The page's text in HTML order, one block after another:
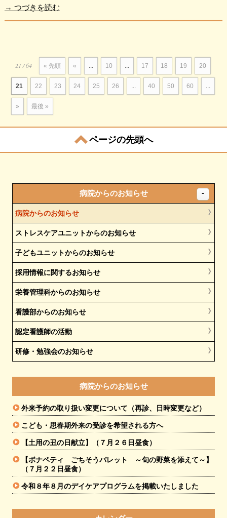
→ つづきを読む
21 / 64 « 先頭 « ... 10 ... 17 18 19 20
21 22 23 24 25 26 ... 40 50 60 ...
» 最後 »
ページの先頭へ
病院からのお知らせ
病院からのお知らせ
ストレスケアユニットからのお知らせ
子どもユニットからのお知らせ
採用情報に関するお知らせ
栄養管理科からのお知らせ
看護部からのお知らせ
認定看護師の活動
研修・勉強会のお知らせ
病院からのお知らせ
外来予約の取り扱い変更について（再診、日時変更など）
こども・思春期外来の受診を希望される方へ
【土用の丑の日献立】（７月２６日昼食）
【ボナペティ ごちそうパレット ～旬の野菜を添えて～】
（７月２２日昼食）
令和８年８月のデイケアプログラムを掲載いたしました